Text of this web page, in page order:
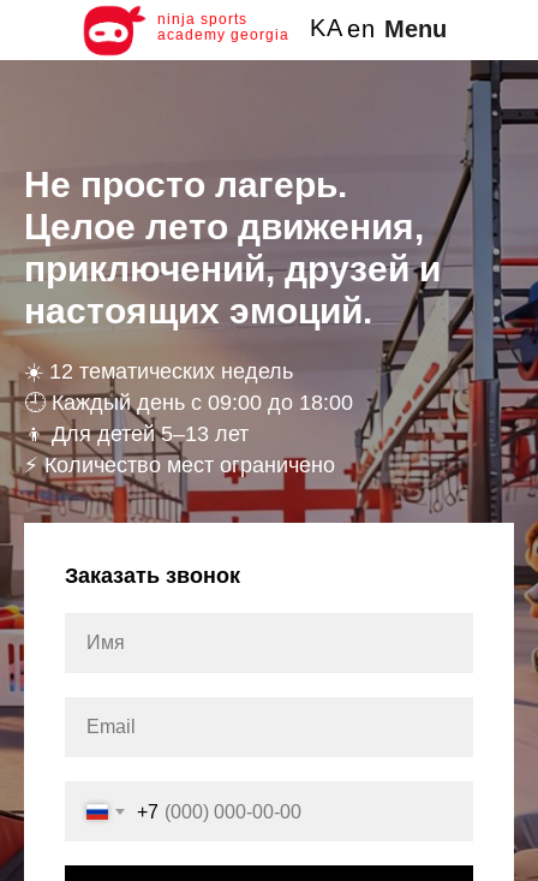
Menu
ninja sports
academy georgia
en
KA
Не просто лагерь.
Целое лето движения,
приключений, друзей и
настоящих эмоций.
☀️ 12 тематических недель
🕘 Каждый день с 09:00 до 18:00
👦 Для детей 5–13 лет
⚡ Количество мест ограничено
Заказать звонок
+7